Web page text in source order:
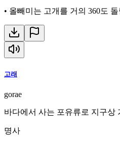
• 올빼미는 고개를 거의 360도
고래
gorae
바다에서 사는 포유류로 지구상
명사